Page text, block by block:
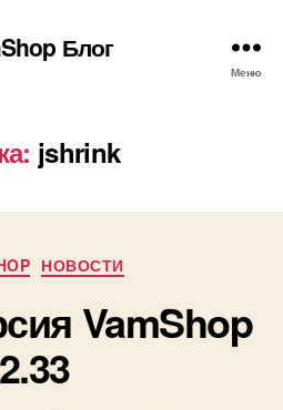
Блог
Меню
jshrink
Рубрики
НОВОСТИ
VamShop
2.33